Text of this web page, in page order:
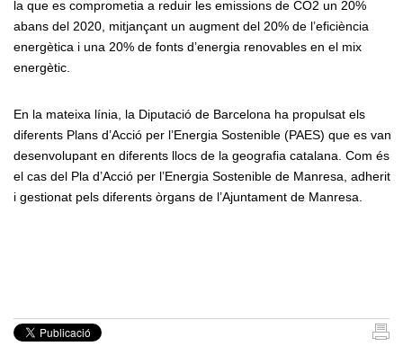
la que es comprometia a reduir les emissions de CO2 un 20%
abans del 2020, mitjançant un augment del 20% de l’eficiència
energètica i una 20% de fonts d’energia renovables en el mix
energètic.
En la mateixa línia, la Diputació de Barcelona ha propulsat els
diferents Plans d’Acció per l’Energia Sostenible (PAES) que es van
desenvolupant en diferents llocs de la geografia catalana. Com és
el cas del Pla d’Acció per l’Energia Sostenible de Manresa, adherit
i gestionat pels diferents òrgans de l’Ajuntament de Manresa.